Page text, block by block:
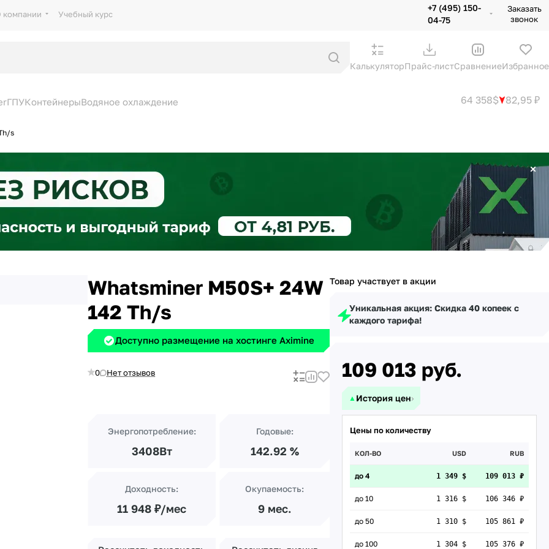
компании Учебный курс
+7 (495) 150-
04-75
Заказать
звонок
КалькуляторПрайс-листСравнениеИзбранное
ГПУКонтейнерыВодяное охлаждение 64 358$ 82,95 ₽
s
×
Whatsminer M50S+ 24W
142 Th/s
Доступно размещение на хостинге Aximine
0 Нет отзывов
Энергопотребление:
3408Вт
Годовые:
142.92 %
Доходность:
11 948 ₽/мес
Окупаемость:
9 мес.
Товар участвует в акции
Уникальная акция: Скидка 40 копеек с
каждого тарифа!
109 013 руб.
▲ История цен›
Цены по количеству
КОЛ-ВО USD RUB
до 4 1 349 $ 109 013 ₽
до 10 1 316 $ 106 346 ₽
до 50 1 310 $ 105 861 ₽
до 100 1 304 $ 105 376 ₽